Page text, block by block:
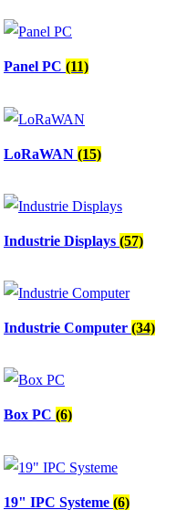
Panel PC (11)
LoRaWAN (15)
Industrie Displays (57)
Industrie Computer (34)
Box PC (6)
19" IPC Systeme (6)